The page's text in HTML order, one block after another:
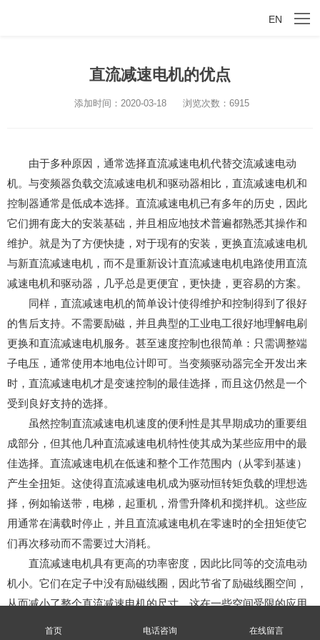
EN
直流减速电机的优点
添加时间：2020-03-18 浏览次数：6915
由于多种原因，通常选择直流减速电机代替交流减速电动
机。与变频器负载交流减速电机和驱动器相比，直流减速电机和
控制器通常是低成本选择。直流减速电机已有多年的历史，因此
它们拥有庞大的安装基础，并且相应地技术普遍都熟悉其操作和
维护。就是为了方便快捷，对于现有的安装，更换直流减速电机
与新直流减速电机，而不是重新设计直流减速电机电路使用直流
减速电机和驱动器，几乎总是更便宜，更快捷，更容易的方案。
同样，直流减速电机的简单设计使得维护和控制得到了很好
的售后支持。不需要励磁，并且典型的工业电工很好地理解电刷
更换和直流减速电机服务。甚至速度控制也很简单：只需调整端
子电压，通常使用本地电位计即可。当变频驱动器完全开发出来
时，直流减速电机才是变速控制的最佳选择，而且这仍然是一个
受到良好支持的选择。
虽然控制直流减速电机速度的便利性是其早期成功的重要组
成部分，但其他几种直流减速电机特性使其成为某些应用中的最
佳选择。直流减速电机在低速和整个工作范围内（从零到基速）
产生全扭矩。这使得直流减速电机成为驱动恒转矩负载的理想选
择，例如输送带，电梯，起重机，滑雪升降机和搅拌机。这些应
用通常在满载时停止，并且直流减速电机在零速时的全扭矩使它
们再次移动而不需要过大消耗。
直流减速电机具有更高的功率密度，因此比同等的交流电动
机小。它们在定子中没有励磁线圈，因此节省了励磁线圈空间，
从而减小了整个直流减速电机的尺寸。这在一些空间受限的应用
首页 电话咨询 在线留言